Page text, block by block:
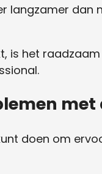
langzamer dan
is het
doen om